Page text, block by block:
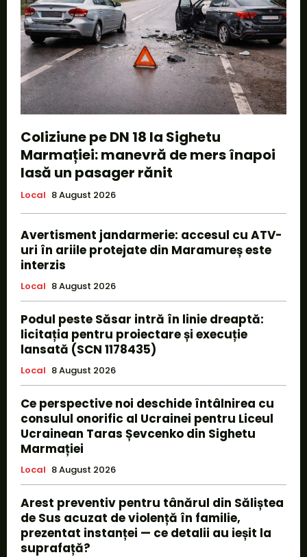
Coliziune pe DN 18 la Sighetu
Marmației: manevră de mers înapoi
lasă un pasager rănit
Local 8 August 2026
Avertisment jandarmerie: accesul cu ATV-
uri în ariile protejate din Maramureș este
interzis
Local 8 August 2026
Podul peste Săsar intră în linie dreaptă:
licitația pentru proiectare și execuție
lansată (SCN 1178435)
Local 8 August 2026
Ce perspective noi deschide întâlnirea cu
consulul onorific al Ucrainei pentru Liceul
Ucrainean Taras Șevcenko din Sighetu
Marmației
Local 8 August 2026
Arest preventiv pentru tânărul din Săliștea
de Sus acuzat de violență în familie,
prezentat instanței — ce detalii au ieșit la
suprafață?